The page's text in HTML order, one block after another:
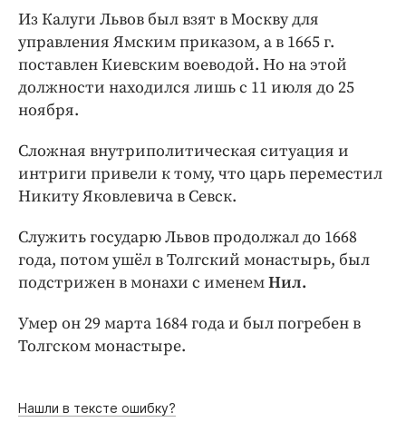
Из Калуги Львов был взят в Москву для
управления Ямским приказом, а в 1665 г.
поставлен Киевским воеводой. Но на этой
должности находился лишь с 11 июля до 25
ноября.
Сложная внутриполитическая ситуация и
интриги привели к тому, что царь переместил
Никиту Яковлевича в Севск.
Служить государю Львов продолжал до 1668
года, потом ушёл в Толгский монастырь, был
подстрижен в монахи с именемНил.
Умер он 29 марта 1684 года и был погребен в
Толгском монастыре.
Нашли в тексте ошибку?